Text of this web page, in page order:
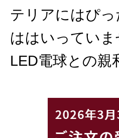
テリアにはぴ
ははいっていま
LED電球と